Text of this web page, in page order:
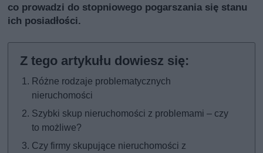
co prowadzi do stopniowego pogarszania się stanu
ich posiadłości.
Różne rodzaje problematycznych
nieruchomości
Szybki skup nieruchomości z problemami – czy
to możliwe?
Czy firmy skupujące nieruchomości z